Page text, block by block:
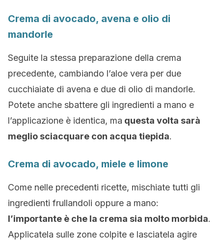
Crema di avocado, avena e olio di
mandorle
Seguite la stessa preparazione della crema
precedente, cambiando l’aloe vera per due
cucchiaiate di avena e due di olio di mandorle.
Potete anche sbattere gli ingredienti a mano e
l’applicazione è identica, ma questa volta sarà
meglio sciacquare con acqua tiepida.
Crema di avocado, miele e limone
Come nelle precedenti ricette, mischiate tutti gli
ingredienti frullandoli oppure a mano:
l’importante è che la crema sia molto morbida.
Applicatela sulle zone colpite e lasciatela agire